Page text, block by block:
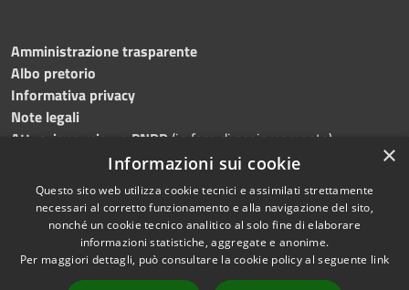
Amministrazione trasparente
Albo pretorio
Informativa privacy
Note legali
Attuazione misure PNRR (in fase di aggiornamento)
Dichiarazione di accessibilità
Accessibilità
Copyright © 2026 • Comune di
Ostra • Powered by
×
Informazioni sui cookie
Questo sito web utilizza cookie tecnici e assimilati strettamente
necessari al corretto funzionamento e alla navigazione del sito,
nonché un cookie tecnico analitico al solo fine di elaborare
informazioni statistiche, aggregate e anonime.
Per maggiori dettagli, può consultare la cookie policy al seguente link